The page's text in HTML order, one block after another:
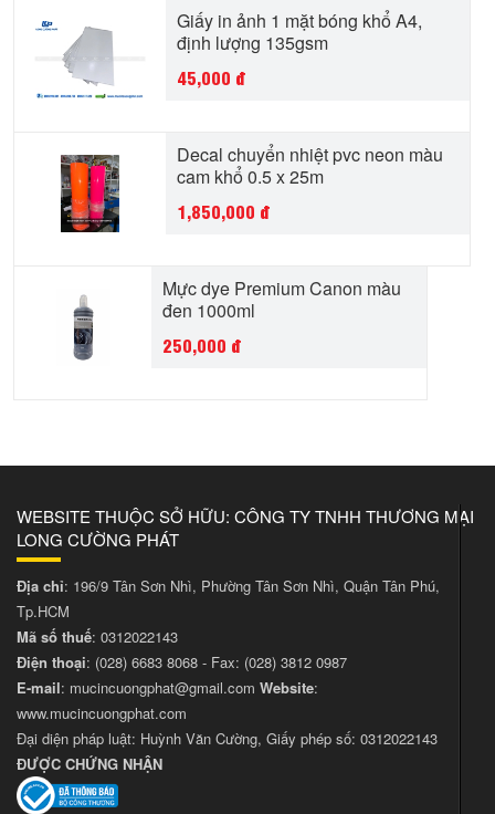
Giấy in ảnh 1 mặt bóng khổ A4,
định lượng 135gsm
45,000 đ
Decal chuyển nhiệt pvc neon màu
cam khổ 0.5 x 25m
1,850,000 đ
Mực dye Premium Canon màu
đen 1000ml
250,000 đ
WEBSITE THUỘC SỞ HỮU: CÔNG TY TNHH THƯƠNG MẠI
LONG CƯỜNG PHÁT
Địa chỉ: 196/9 Tân Sơn Nhì, Phường Tân Sơn Nhì, Quận Tân Phú,
Tp.HCM
Mã số thuế: 0312022143
Điện thoại: (028) 6683 8068 - Fax: (028) 3812 0987
E-mail: mucincuongphat@gmail.com Website:
www.mucincuongphat.com
Đại diện pháp luật: Huỳnh Văn Cường, Giấy phép số: 0312022143
ĐƯỢC CHỨNG NHẬN